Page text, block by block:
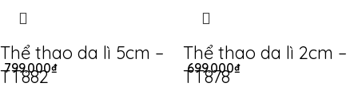
Thể thao da lì 5cm –
TT882
799.000₫
Thể thao da lì 2cm –
TT878
699.000₫